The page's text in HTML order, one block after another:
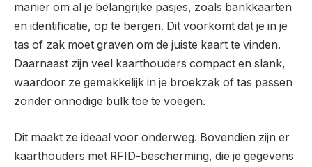
manier om al je belangrijke pasjes, zoals bankkaarten
en identificatie, op te bergen. Dit voorkomt dat je in je
tas of zak moet graven om de juiste kaart te vinden.
Daarnaast zijn veel kaarthouders compact en slank,
waardoor ze gemakkelijk in je broekzak of tas passen
zonder onnodige bulk toe te voegen.
Dit maakt ze ideaal voor onderweg. Bovendien zijn er
kaarthouders met RFID-bescherming, die je gegevens